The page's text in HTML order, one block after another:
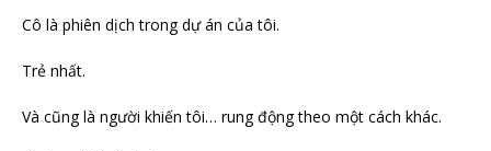
Cô là phiên dịch trong dự án của tôi.
Trẻ nhất.
Và cũng là người khiến tôi… rung động theo một cách khác.